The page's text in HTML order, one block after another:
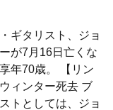
ギタリスト、ジョ
が7月16日亡くな
年70歳。 【リン
ィンター死去 ブ
トとしては、ジョ